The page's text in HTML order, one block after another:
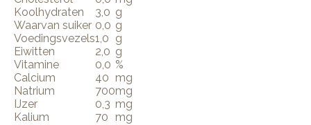
Koolhydraten
3,0 g
Waarvan suiker 0,0 g
Voedingsvezels1,0 g
Eiwitten
2,0 g
Vitamine
0,0 %
Calcium
40 mg
Natrium
700mg
IJzer
0,3 mg
Kalium
70 mg